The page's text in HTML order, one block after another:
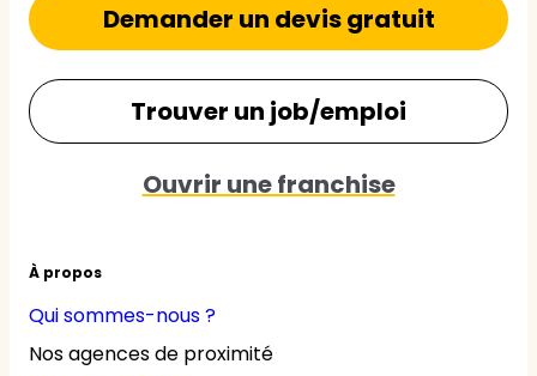
À propos
Qui sommes-nous ?
Nos agences de proximité
Demander un devis gratuit
Trouver un job/emploi
Ouvrir une franchise